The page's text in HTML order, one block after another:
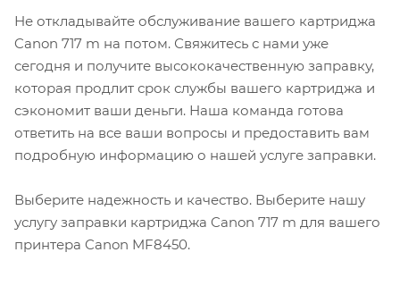
Не откладывайте обслуживание вашего картриджа
Canon 717 m на потом. Свяжитесь с нами уже
сегодня и получите высококачественную заправку,
которая продлит срок службы вашего картриджа и
сэкономит ваши деньги. Наша команда готова
ответить на все ваши вопросы и предоставить вам
подробную информацию о нашей услуге заправки.
Выберите надежность и качество. Выберите нашу
услугу заправки картриджа Canon 717 m для вашего
принтера Canon MF8450.